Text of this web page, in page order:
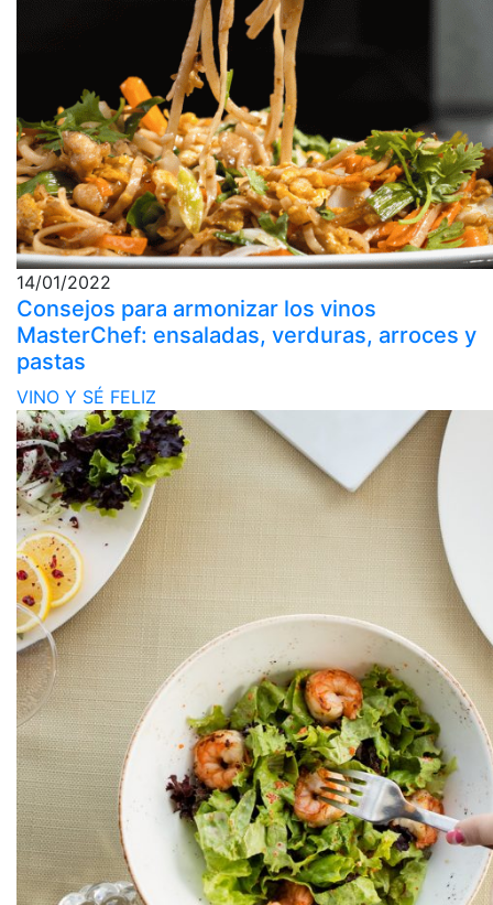
14/01/2022
Consejos para armonizar los vinos
MasterChef: ensaladas, verduras, arroces y
pastas
VINO Y SÉ FELIZ